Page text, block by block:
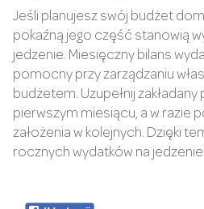
Jeśli planujesz swój budżet
pokaźną jego część stanowią
jedzenie. Miesięczny bilans
pomocny przy zarządzaniu
budżetem. Uzupełnij
pierwszym miesiącu, a w razie
założenia w kolejnych. Dzięki
rocznych wydatków na jedzenie.